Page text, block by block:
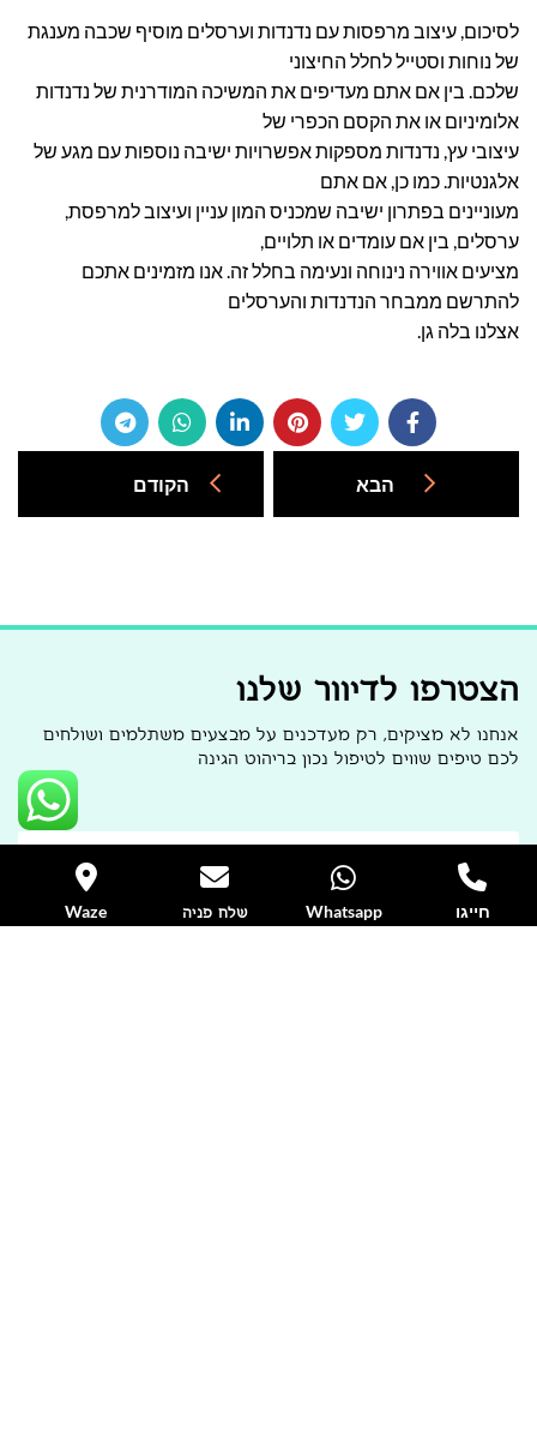
לסיכום, עיצוב מרפסות עם נדנדות וערסלים מוסיף שכבה מענגת
של נוחות וסטייל לחלל החיצוני
שלכם. בין אם אתם מעדיפים את המשיכה המודרנית של נדנדות
אלומיניום או את הקסם הכפרי של
עיצובי עץ, נדנדות מספקות אפשרויות ישיבה נוספות עם מגע של
אלגנטיות. כמו כן, אם אתם
מעוניינים בפתרון ישיבה שמכניס המון עניין ועיצוב למרפסת,
ערסלים, בין אם עומדים או תלויים,
מציעים אווירה נינוחה ונעימה בחלל זה. אנו מזמינים אתכם
להתרשם ממבחר הנדנדות והערסלים
אצלנו בלה גן.
הבא הקודם
הצטרפו לדיוור שלנו
אנחנו לא מציקים, רק מעדכנים על מבצעים משתלמים ושולחים
לכם טיפים שווים לטיפול נכון בריהוט הגינה
חייגו Whatsapp שלח פניה Waze